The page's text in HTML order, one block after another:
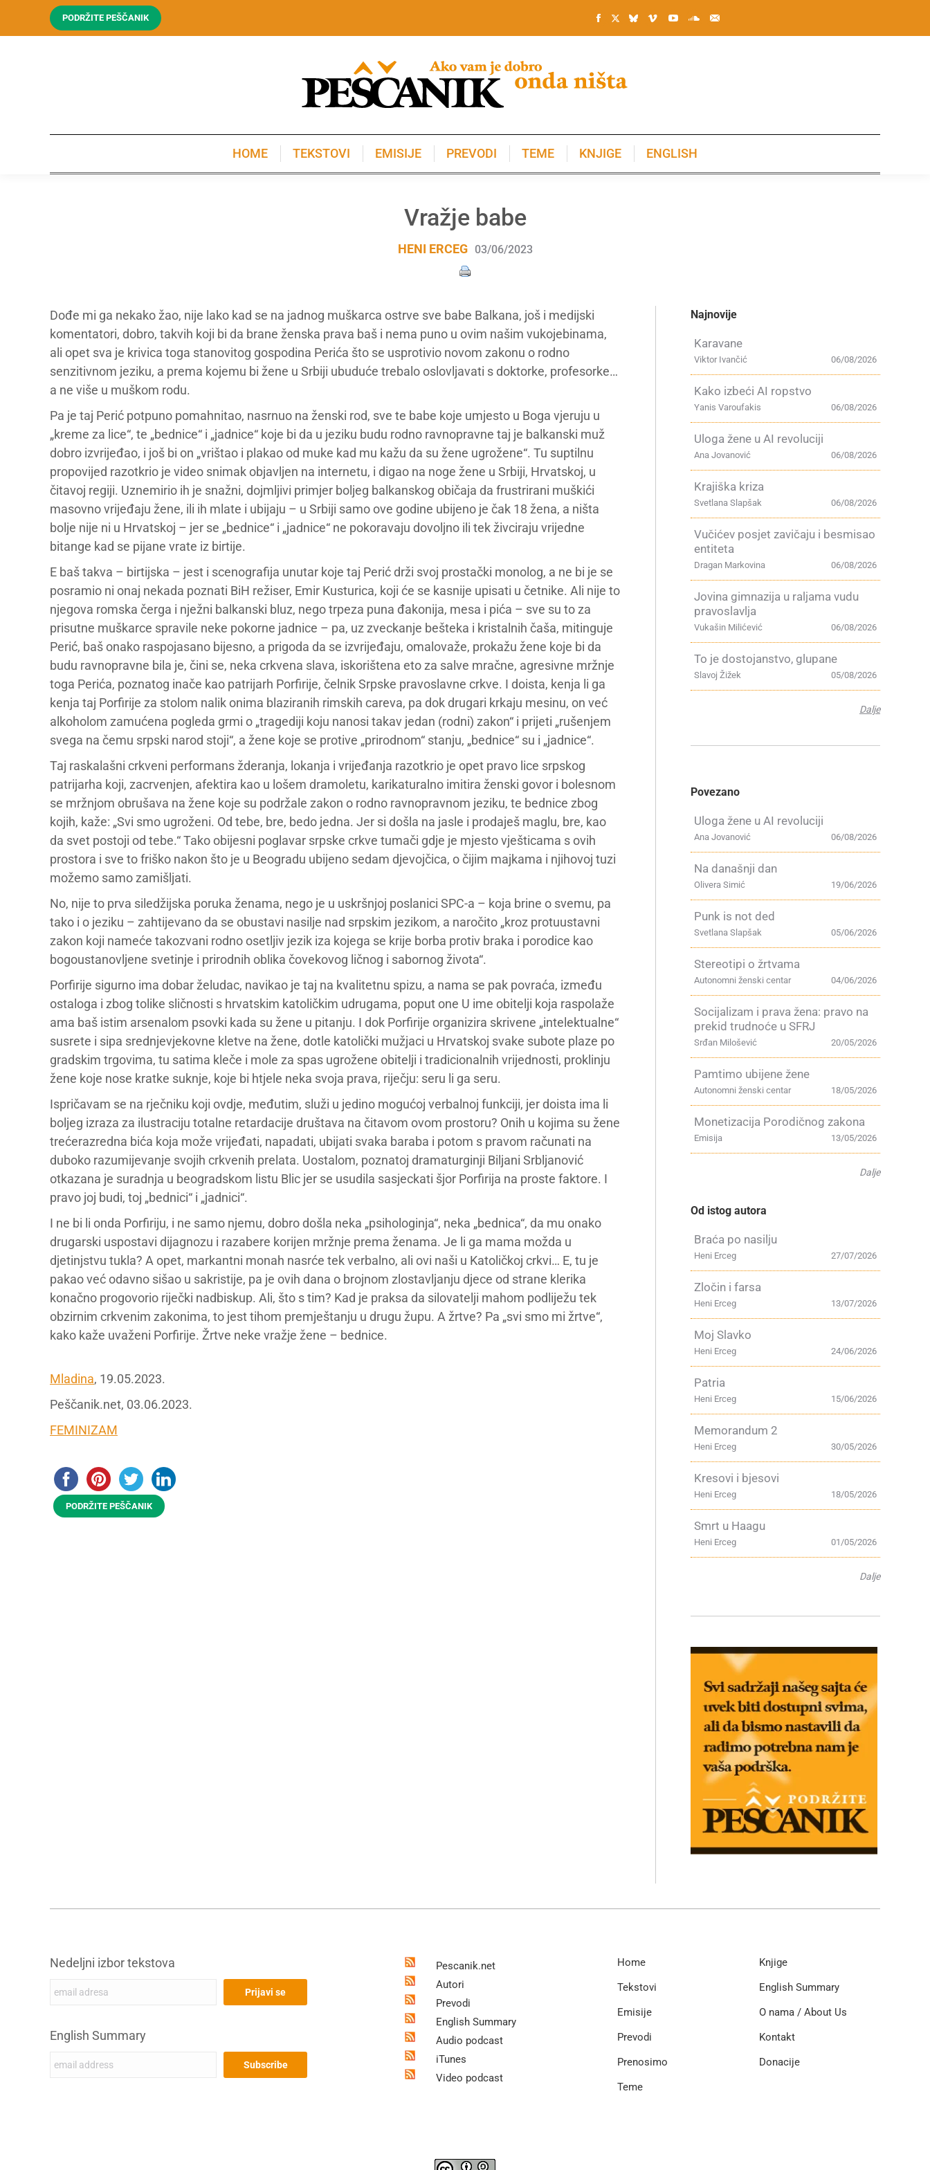
PODRŽITE PEŠČANIK
HOME TEKSTOVI EMISIJE PREVODI TEME KNJIGE ENGLISH
Vražje babe
HENI ERCEG 03/06/2023
Dođe mi ga nekako žao, nije lako kad se na jadnog muškarca ostrve sve babe Balkana, još i medijski
komentatori, dobro, takvih koji bi da brane ženska prava baš i nema puno u ovim našim vukojebinama,
ali opet sva je krivica toga stanovitog gospodina Perića što se usprotivio novom zakonu o rodno
senzitivnom jeziku, a prema kojemu bi žene u Srbiji ubuduće trebalo oslovljavati s doktorke, profesorke…
a ne više u muškom rodu.
Pa je taj Perić potpuno pomahnitao, nasrnuo na ženski rod, sve te babe koje umjesto u Boga vjeruju u
„kreme za lice“, te „bednice“ i „jadnice“ koje bi da u jeziku budu rodno ravnopravne taj je balkanski muž
dobro izvrijeđao, i još bi on „vrištao i plakao od muke kad mu kažu da su žene ugrožene“. Tu suptilnu
propovijed razotkrio je video snimak objavljen na internetu, i digao na noge žene u Srbiji, Hrvatskoj, u
čitavoj regiji. Uznemirio ih je snažni, dojmljivi primjer boljeg balkanskog običaja da frustrirani muškići
masovno vrijeđaju žene, ili ih mlate i ubijaju – u Srbiji samo ove godine ubijeno je čak 18 žena, a ništa
bolje nije ni u Hrvatskoj – jer se „bednice“ i „jadnice“ ne pokoravaju dovoljno ili tek živciraju vrijedne
bitange kad se pijane vrate iz birtije.
E baš takva – birtijska – jest i scenografija unutar koje taj Perić drži svoj prostački monolog, a ne bi je se
posramio ni onaj nekada poznati BiH režiser, Emir Kusturica, koji će se kasnije upisati u četnike. Ali nije to
njegova romska čerga i nježni balkanski bluz, nego trpeza puna đakonija, mesa i pića – sve su to za
prisutne muškarce spravile neke pokorne jadnice – pa, uz zveckanje bešteka i kristalnih čaša, mitinguje
Perić, baš onako raspojasano bijesno, a prigoda da se izvrijeđaju, omalovaže, prokažu žene koje bi da
budu ravnopravne bila je, čini se, neka crkvena slava, iskorištena eto za salve mračne, agresivne mržnje
toga Perića, poznatog inače kao patrijarh Porfirije, čelnik Srpske pravoslavne crkve. I doista, kenja li ga
kenja taj Porfirije za stolom nalik onima blaziranih rimskih careva, pa dok drugari krkaju mesinu, on već
alkoholom zamućena pogleda grmi o „tragediji koju nanosi takav jedan (rodni) zakon“ i prijeti „rušenjem
svega na čemu srpski narod stoji“, a žene koje se protive „prirodnom“ stanju, „bednice“ su i „jadnice“.
Taj raskalašni crkveni performans žderanja, lokanja i vrijeđanja razotkrio je opet pravo lice srpskog
patrijarha koji, zacrvenjen, afektira kao u lošem dramoletu, karikaturalno imitira ženski govor i bolesnom
se mržnjom obrušava na žene koje su podržale zakon o rodno ravnopravnom jeziku, te bednice zbog
kojih, kaže: „Svi smo ugroženi. Od tebe, bre, bedo jedna. Jer si došla na jasle i prodaješ maglu, bre, kao
da svet postoji od tebe.“ Tako obijesni poglavar srpske crkve tumači gdje je mjesto vješticama s ovih
prostora i sve to friško nakon što je u Beogradu ubijeno sedam djevojčica, o čijim majkama i njihovoj tuzi
možemo samo zamišljati.
No, nije to prva siledžijska poruka ženama, nego je u uskršnjoj poslanici SPC-a – koja brine o svemu, pa
tako i o jeziku – zahtijevano da se obustavi nasilje nad srpskim jezikom, a naročito „kroz protuustavni
zakon koji nameće takozvani rodno osetljiv jezik iza kojega se krije borba protiv braka i porodice kao
bogoustanovljene svetinje i prirodnih oblika čovekovog ličnog i sabornog života“.
Porfirije sigurno ima dobar želudac, navikao je taj na kvalitetnu spizu, a nama se pak povraća, između
ostaloga i zbog tolike sličnosti s hrvatskim katoličkim udrugama, poput one U ime obitelji koja raspolaže
ama baš istim arsenalom psovki kada su žene u pitanju. I dok Porfirije organizira skrivene „intelektualne“
susrete i sipa srednjevjekovne kletve na žene, dotle katolički mužjaci u Hrvatskoj svake subote plaze po
gradskim trgovima, tu satima kleče i mole za spas ugrožene obitelji i tradicionalnih vrijednosti, proklinju
žene koje nose kratke suknje, koje bi htjele neka svoja prava, riječju: seru li ga seru.
Ispričavam se na rječniku koji ovdje, međutim, služi u jedino mogućoj verbalnoj funkciji, jer doista ima li
boljeg izraza za ilustraciju totalne retardacije društava na čitavom ovom prostoru? Onih u kojima su žene
trećerazredna bića koja može vrijeđati, napadati, ubijati svaka baraba i potom s pravom računati na
duboko razumijevanje svojih crkvenih prelata. Uostalom, poznatoj dramaturginji Biljani Srbljanović
otkazana je suradnja u beogradskom listu Blic jer se usudila sasjeckati šjor Porfirija na proste faktore. I
pravo joj budi, toj „bednici“ i „jadnici“.
I ne bi li onda Porfiriju, i ne samo njemu, dobro došla neka „psihologinja“, neka „bednica“, da mu onako
drugarski uspostavi dijagnozu i razabere korijen mržnje prema ženama. Je li ga mama možda u
djetinjstvu tukla? A opet, markantni monah nasrće tek verbalno, ali ovi naši u Katoličkoj crkvi… E, tu je
pakao već odavno sišao u sakristije, pa je ovih dana o brojnom zlostavljanju djece od strane klerika
konačno progovorio riječki nadbiskup. Ali, što s tim? Kad je praksa da silovatelji mahom podliježu tek
obzirnim crkvenim zakonima, to jest tihom premještanju u drugu župu. A žrtve? Pa „svi smo mi žrtve“,
kako kaže uvaženi Porfirije. Žrtve neke vražje žene – bednice.
Mladina, 19.05.2023.
Peščanik.net, 03.06.2023.
FEMINIZAM
PODRŽITE PEŠČANIK
Najnovije
Karavane
06/08/2026
Viktor Ivančić
Kako izbeći AI ropstvo
06/08/2026
Yanis Varoufakis
Uloga žene u AI revoluciji
06/08/2026
Ana Jovanović
Krajiška kriza
06/08/2026
Svetlana Slapšak
Vučićev posjet zavičaju i besmisao
entiteta
06/08/2026
Dragan Markovina
Jovina gimnazija u raljama vudu
pravoslavlja
06/08/2026
Vukašin Milićević
To je dostojanstvo, glupane
05/08/2026
Slavoj Žižek
Dalje
Povezano
Uloga žene u AI revoluciji
06/08/2026
Ana Jovanović
Na današnji dan
19/06/2026
Olivera Simić
Punk is not ded
05/06/2026
Svetlana Slapšak
Stereotipi o žrtvama
04/06/2026
Autonomni ženski centar
Socijalizam i prava žena: pravo na
prekid trudnoće u SFRJ
20/05/2026
Srđan Milošević
Pamtimo ubijene žene
18/05/2026
Autonomni ženski centar
Monetizacija Porodičnog zakona
13/05/2026
Emisija
Dalje
Od istog autora
Braća po nasilju
27/07/2026
Heni Erceg
Zločin i farsa
13/07/2026
Heni Erceg
Moj Slavko
24/06/2026
Heni Erceg
Patria
15/06/2026
Heni Erceg
Memorandum 2
30/05/2026
Heni Erceg
Kresovi i bjesovi
18/05/2026
Heni Erceg
Smrt u Haagu
01/05/2026
Heni Erceg
Dalje
Nedeljni izbor tekstova
English Summary
Pescanik.net
Autori
Prevodi
English Summary
Audio podcast
iTunes
Video podcast
Home
Tekstovi
Emisije
Prevodi
Prenosimo
Teme
Knjige
English Summary
O nama / About Us
Kontakt
Donacije
KNJIGE ENGLISH